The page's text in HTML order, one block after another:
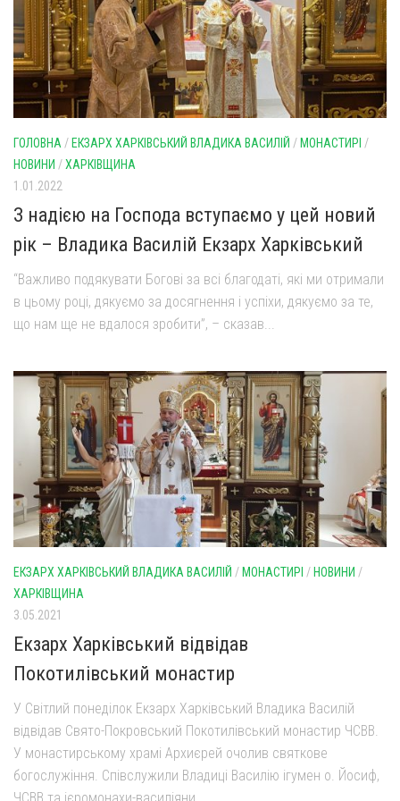
Оголошення
Трансляції
ГОЛОВНА /ЕКЗАРХ ХАРКІВСЬКИЙ ВЛАДИКА ВАСИЛІЙ /МОНАСТИРІ /
НОВИНИ /ХАРКІВЩИНА
1.01.2022
З надією на Господа вступаємо у цей новий
рік – Владика Василій Екзарх Харківський
“Важливо подякувати Богові за всі благодаті, які ми отримали
в цьому році, дякуємо за досягнення і успіхи, дякуємо за те,
що нам ще не вдалося зробити”, – сказав...
ЕКЗАРХ ХАРКІВСЬКИЙ ВЛАДИКА ВАСИЛІЙ / МОНАСТИРІ / НОВИНИ /
ХАРКІВЩИНА
3.05.2021
Екзарх Харківський відвідав
Покотилівський монастир
У Світлий понеділок Екзарх Харківський Владика Василій
відвідав Свято-Покровський Покотилівський монастир ЧСВВ.
У монастирському храмі Архиєрей очолив святкове
богослужіння. Співслужили Владиці Василію ігумен о. Йосиф,